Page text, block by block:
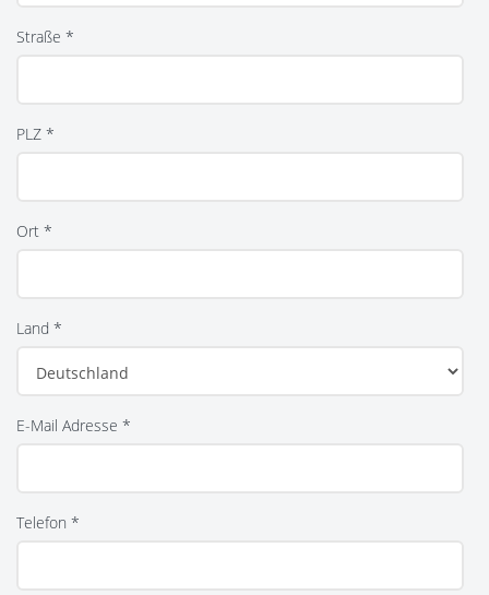
Straße *
PLZ *
Ort *
Land *
E-Mail Adresse *
Telefon *